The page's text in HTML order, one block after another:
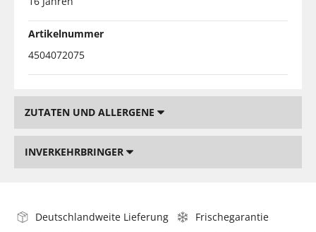
Artikelnummer
4504072075
ZUTATEN UND ALLERGENE
INVERKEHRBRINGER
Deutschlandweite Lieferung
Frischegarantie